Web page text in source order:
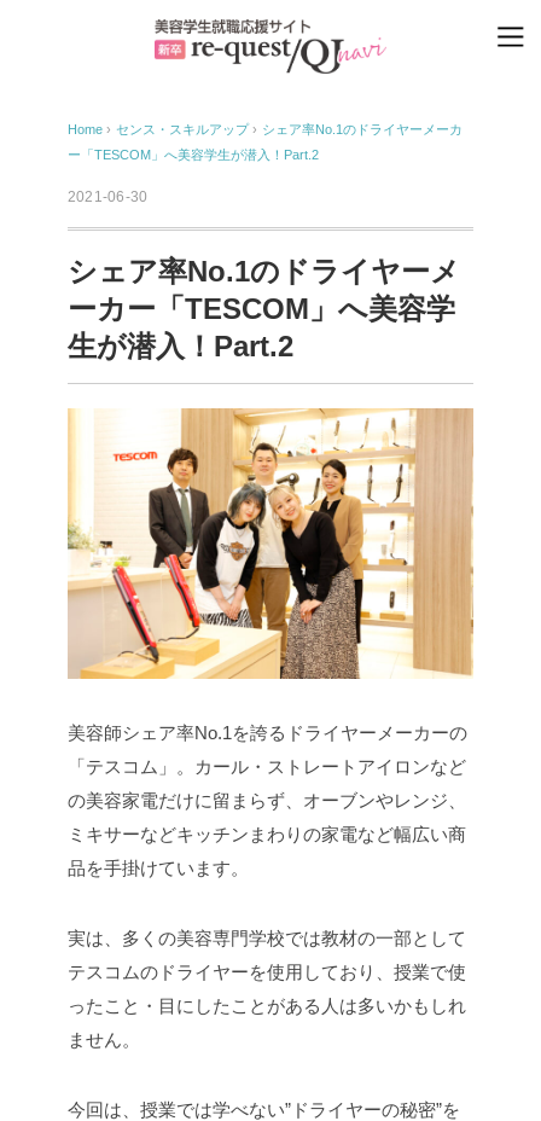
Home › センス・スキルアップ› シェア率No.1のドライヤーメーカ
ー「TESCOM」へ美容学生が潜入！Part.2
2021-06-30
シェア率No.1のドライヤーメ
ーカー「TESCOM」へ美容学
生が潜入！Part.2
美容師シェア率No.1を誇るドライヤーメーカーの
「テスコム」。カール・ストレートアイロンなど
の美容家電だけに留まらず、オーブンやレンジ、
ミキサーなどキッチンまわりの家電など幅広い商
品を手掛けています。
実は、多くの美容専門学校では教材の一部として
テスコムのドライヤーを使用しており、授業で使
ったこと・目にしたことがある人は多いかもしれ
ません。
今回は、授業では学べない”ドライヤーの秘密”を